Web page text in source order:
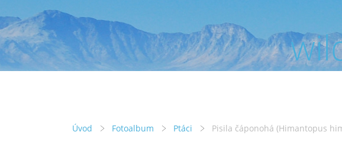
Úvod Fotoalbum Ptáci Pisila čáponohá (Himantopus